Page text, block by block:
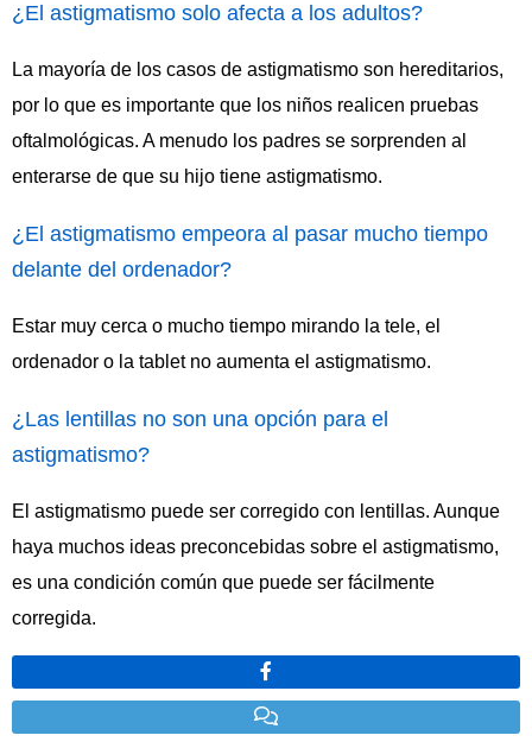
¿El astigmatismo solo afecta a los adultos?
La mayoría de los casos de astigmatismo son hereditarios,
por lo que es importante que los niños realicen pruebas
oftalmológicas. A menudo los padres se sorprenden al
enterarse de que su hijo tiene astigmatismo.
¿El astigmatismo empeora al pasar mucho tiempo
delante del ordenador?
Estar muy cerca o mucho tiempo mirando la tele, el
ordenador o la tablet no aumenta el astigmatismo.
¿Las lentillas no son una opción para el
astigmatismo?
El astigmatismo puede ser corregido con lentillas. Aunque
haya muchos ideas preconcebidas sobre el astigmatismo,
es una condición común que puede ser fácilmente
corregida.